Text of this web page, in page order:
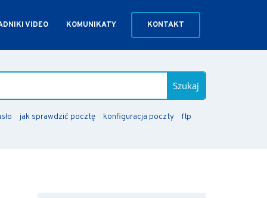
VIDEO KOMUNIKATY KONTAKT
Szukaj
jak sprawdzić pocztę konfiguracja poczty ftp